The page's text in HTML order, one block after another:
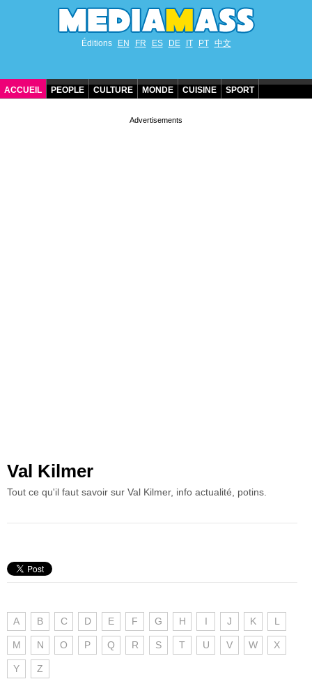
Éditions EN FR ES DE IT PT 中文
ACCUEIL PEOPLE CULTURE MONDE CUISINE SPORT
Val Kilmer
Tout ce qu'il faut savoir sur Val Kilmer, info actualité, potins.
A B C D E F G H I J K L
M N O P Q R S T U V W X
Y Z